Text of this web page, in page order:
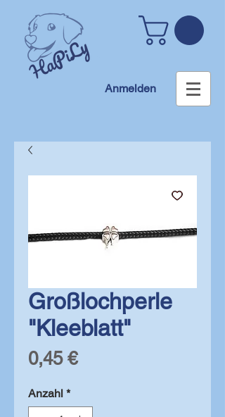
Anmelden
Großlochperle
"Kleeblatt"
0,45 €Preis
Anzahl *